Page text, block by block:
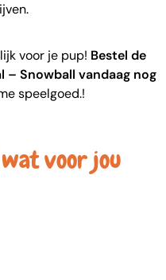
voor je pup! Bestel de
– Snowball vandaag nog
speelgoed.!
voor jou